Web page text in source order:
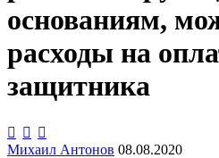
основаниям,
расходы на
защитника
 

Михаил Антонов 08.08.2020